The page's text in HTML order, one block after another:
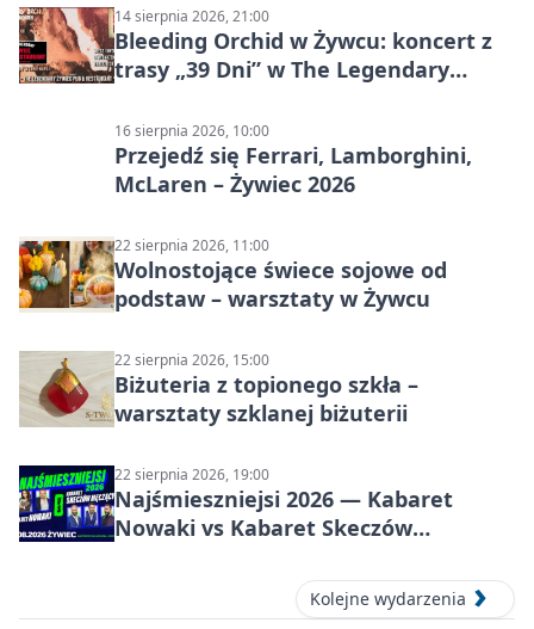
14 sierpnia 2026, 21:00
Bleeding Orchid w Żywcu: koncert z
trasy „39 Dni” w The Legendary
16 sierpnia 2026, 10:00
Przejedź się Ferrari, Lamborghini,
McLaren – Żywiec 2026
22 sierpnia 2026, 11:00
Wolnostojące świece sojowe od
podstaw – warsztaty w Żywcu
22 sierpnia 2026, 15:00
Biżuteria z topionego szkła –
warsztaty szklanej biżuterii
22 sierpnia 2026, 19:00
Najśmieszniejsi 2026 — Kabaret
Nowaki vs Kabaret Skeczów
Kolejne wydarzenia